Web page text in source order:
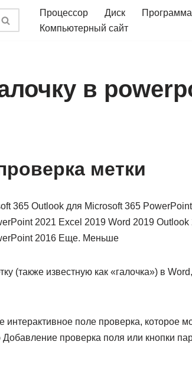
Процессор Диск Программа
Компьютерный сайт
в
метки
365 Outlook для Microsoft 365
2021 Excel 2019 Word 2019
2016 Еще. Меньше
(также известную как «галочка») в
поле проверка, которое
проверка поля или кнопки